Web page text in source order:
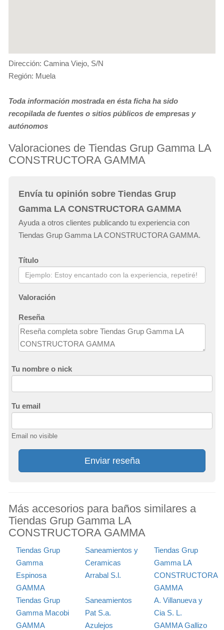
Dirección: Camina Viejo, S/N
Región: Muela
Toda información mostrada en ésta ficha ha sido
recopilada de fuentes o sitios públicos de empresas y
autónomos
Valoraciones de Tiendas Grup Gamma LA
CONSTRUCTORA GAMMA
Envía tu opinión sobre Tiendas Grup
Gamma LA CONSTRUCTORA GAMMA
Ayuda a otros clientes publicando tu experiencia con
Tiendas Grup Gamma LA CONSTRUCTORA GAMMA.
Título
Valoración
Reseña
Tu nombre o nick
Tu email
Email no visible
Enviar reseña
Más accesorios para baños similares a
Tiendas Grup Gamma LA
CONSTRUCTORA GAMMA
Tiendas Grup
Gamma
Espinosa
GAMMA
Saneamientos y
Ceramicas
Arrabal S.l.
Tiendas Grup
Gamma LA
CONSTRUCTORA
GAMMA
Tiendas Grup
Gamma Macobi
GAMMA
Saneamientos
Pat S.a.
A. Villanueva y
Cia S. L.
Azulejos
GAMMA Gallizo